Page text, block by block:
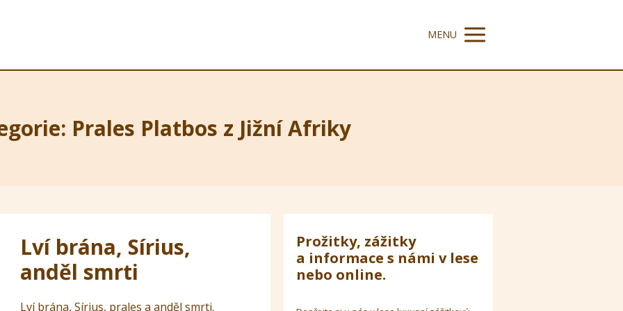
MENU
Prales Platbos z Jižní Afriky
Lví brána, Sírius,
anděl smrti
Lví brána, Sírius, prales a anděl smrti.
Prožitky, zážitky
a informace s námi v lese
nebo online.